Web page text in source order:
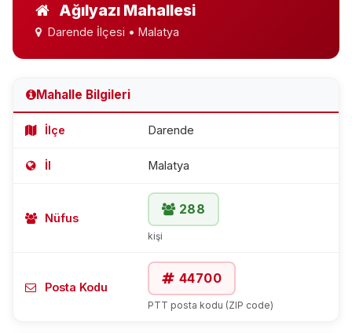
Ağılyazı Mahallesi
Darende İlçesi • Malatya
Mahalle Bilgileri
İlçe Darende
İl Malatya
Nüfus
288
kişi
Posta Kodu
44700
PTT posta kodu (ZIP code)